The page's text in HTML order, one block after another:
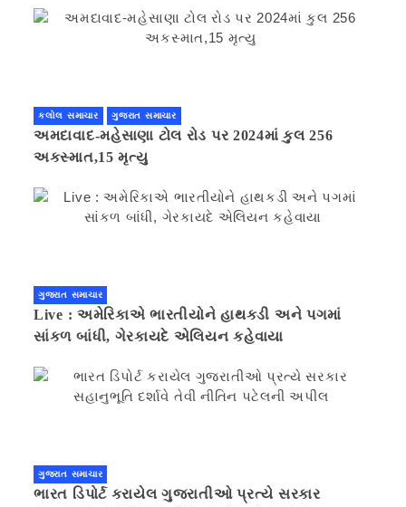
કલોલ સમાચાર ગુજરાત સમાચાર
અમદાવાદ-મહેસાણા ટોલ રોડ પર 2024માં કુલ 256
અકસ્માત,15 મૃત્યુ
ગુજરાત સમાચાર
Live : અમેરિકાએ ભારતીયોને હાથકડી અને પગમાં
સાંકળ બાંધી, ગેરકાયદે એલિયન કહેવાયા
ગુજરાત સમાચાર
ભારત ડિપોર્ટ કરાયેલ ગુજરાતીઓ પ્રત્યે સરકાર